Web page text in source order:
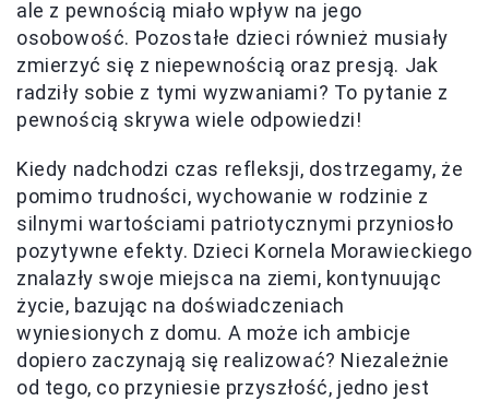
ale z pewnością miało wpływ na jego
osobowość. Pozostałe dzieci również musiały
zmierzyć się z niepewnością oraz presją. Jak
radziły sobie z tymi wyzwaniami? To pytanie z
pewnością skrywa wiele odpowiedzi!
Kiedy nadchodzi czas refleksji, dostrzegamy, że
pomimo trudności, wychowanie w rodzinie z
silnymi wartościami patriotycznymi przyniosło
pozytywne efekty. Dzieci Kornela Morawieckiego
znalazły swoje miejsca na ziemi, kontynuując
życie, bazując na doświadczeniach
wyniesionych z domu. A może ich ambicje
dopiero zaczynają się realizować? Niezależnie
od tego, co przyniesie przyszłość, jedno jest